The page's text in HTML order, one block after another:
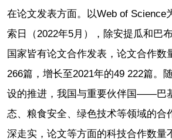
在论文发表方面。以Web of Science
索日（2022年5月），除安提瓜和巴
国家皆有论文合作发表，论文合作数
266篇，增长至2021年的49 222篇。
设的推进，我国与重要伙伴国——巴
态、粮食安全、绿色技术等领域的合
深走实，论文等方面的科技合作数量